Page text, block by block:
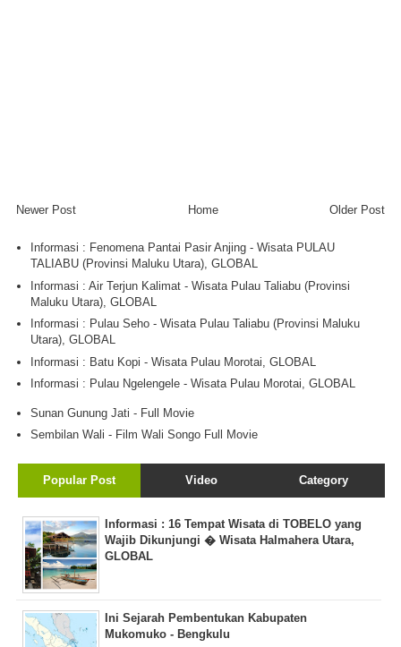
Newer Post Older Post
Home
Informasi : Fenomena Pantai Pasir Anjing - Wisata PULAU
TALIABU (Provinsi Maluku Utara), GLOBAL
Informasi : Air Terjun Kalimat - Wisata Pulau Taliabu (Provinsi
Maluku Utara), GLOBAL
Informasi : Pulau Seho - Wisata Pulau Taliabu (Provinsi Maluku
Utara), GLOBAL
Informasi : Batu Kopi - Wisata Pulau Morotai, GLOBAL
Informasi : Pulau Ngelengele - Wisata Pulau Morotai, GLOBAL
Sunan Gunung Jati - Full Movie
Sembilan Wali - Film Wali Songo Full Movie
Popular Post Video Category
Informasi : 16 Tempat Wisata di TOBELO yang
Wajib Dikunjungi � Wisata Halmahera Utara,
GLOBAL
Ini Sejarah Pembentukan Kabupaten
Mukomuko - Bengkulu